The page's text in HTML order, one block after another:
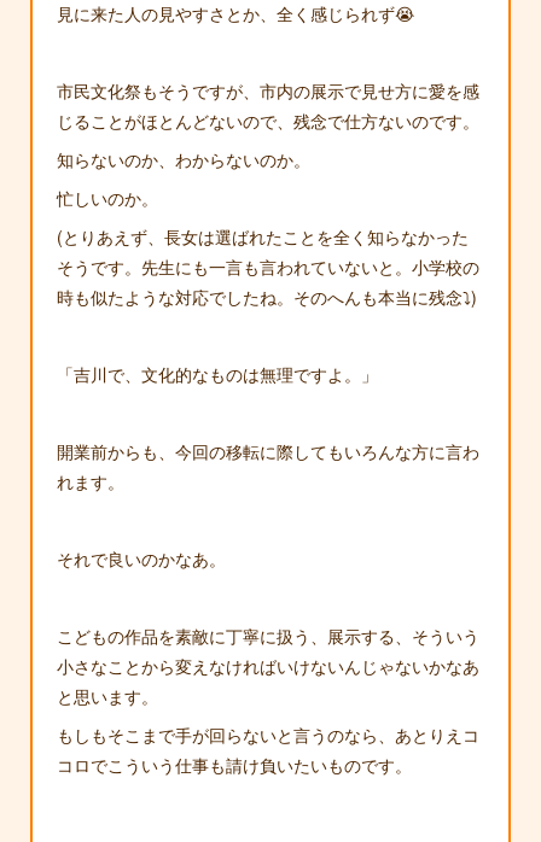
見に来た人の見やすさとか、全く感じられず😭
市民文化祭もそうですが、市内の展示で見せ方に愛を感
じることがほとんどないので、残念で仕方ないのです。
知らないのか、わからないのか。
忙しいのか。
(とりあえず、長女は選ばれたことを全く知らなかった
そうです。先生にも一言も言われていないと。小学校の
時も似たような対応でしたね。そのへんも本当に残念⤵️)
「吉川で、文化的なものは無理ですよ。」
開業前からも、今回の移転に際してもいろんな方に言わ
れます。
それで良いのかなあ。
こどもの作品を素敵に丁寧に扱う、展示する、そういう
小さなことから変えなければいけないんじゃないかなあ
と思います。
もしもそこまで手が回らないと言うのなら、あとりえコ
コロでこういう仕事も請け負いたいものです。